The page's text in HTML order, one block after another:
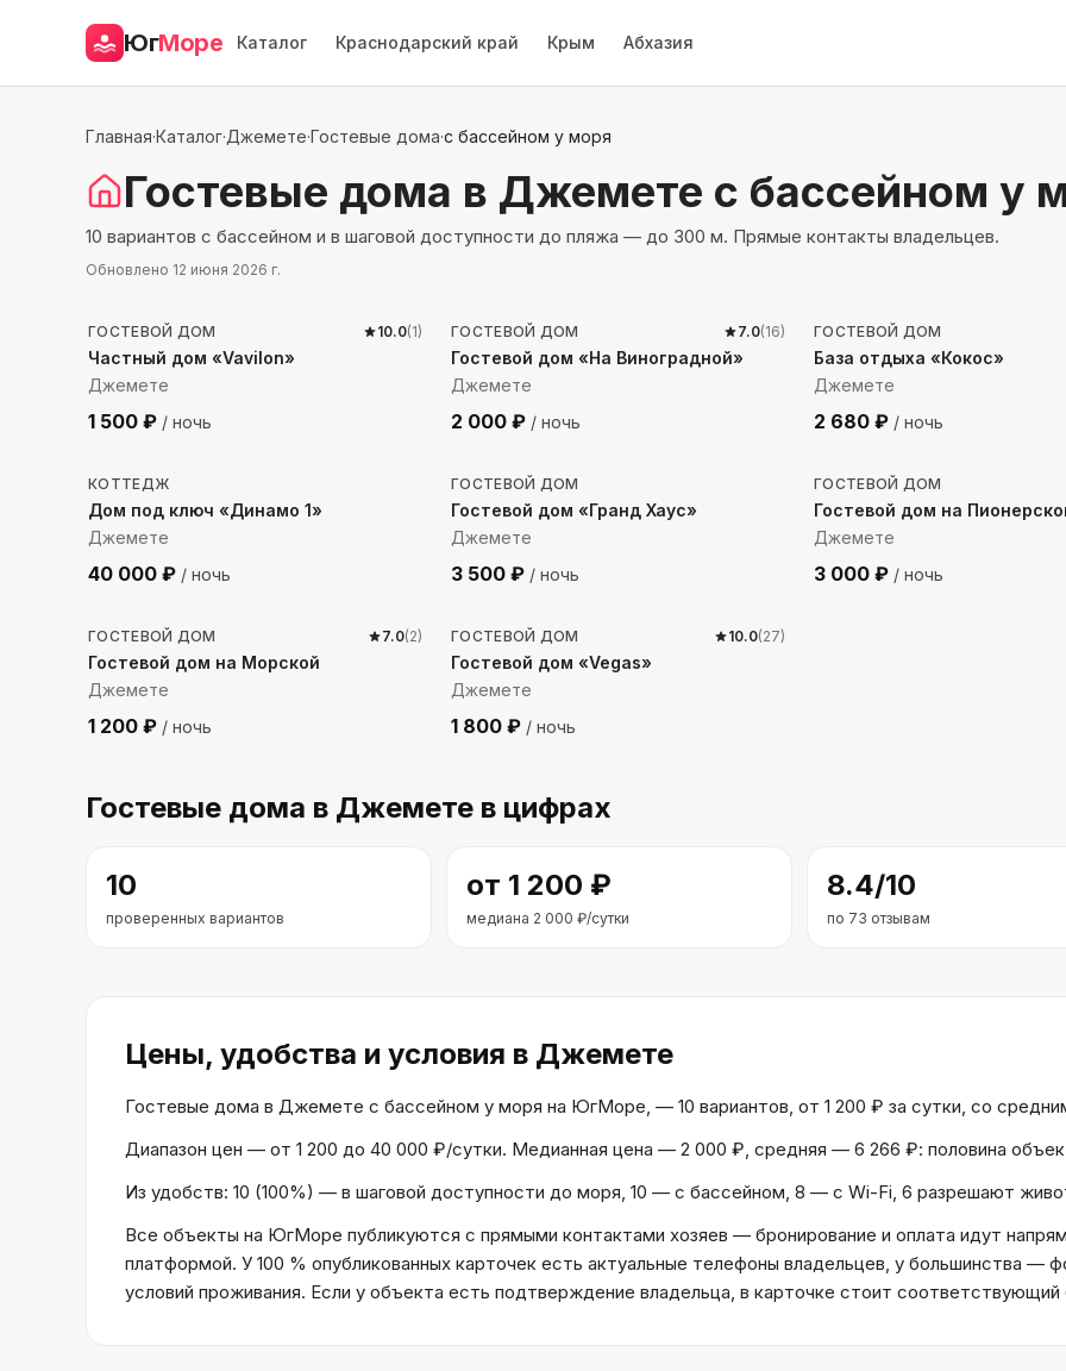
ЮгМоре Каталог Краснодарский край Крым Абхазия
Главная·Каталог·Джемете·Гостевые дома·с бассейном у моря
Гостевые дома в Джемете с бассейном у
10 вариантов с бассейном и в шаговой доступности до пляжа — до 300 м. Прямые контакты владельцев.
Обновлено 12 июня 2026 г.
225м до моря
ГОСТЕВОЙ ДОМ 10.0(1)
Частный дом «Vavilon»
Джемете
1 500 ₽ / ночь
ГОСТЕВОЙ ДОМ 7.0(16)
Гостевой дом «На Виноградной»
Джемете
2 000 ₽ / ночь
ГОСТЕВОЙ ДОМ
База отдыха «Кокос»
Джемете
2 680 ₽ / ночь
168м до моря
КОТТЕДЖ
Дом под ключ «Динамо 1»
Джемете
40 000 ₽ / ночь
238м до моря
ГОСТЕВОЙ ДОМ
Гостевой дом «Гранд Хаус»
Джемете
3 500 ₽ / ночь
95 м до моря
ГОСТЕВОЙ ДОМ
Гостевой дом на
Джемете
3 000 ₽ / ночь
178м до моря
ГОСТЕВОЙ ДОМ 7.0(2)
Гостевой дом на Морской
Джемете
1 200 ₽ / ночь
288м до моря
ГОСТЕВОЙ ДОМ 10.0(27)
Гостевой дом «Vegas»
Джемете
1 800 ₽ / ночь
Гостевые дома в Джемете в цифрах
10
проверенных вариантов
от 1 200 ₽
медиана 2 000 ₽/сутки
8.4/10
по 73 отзывам
Цены, удобства и условия в Джемете
Гостевые дома в Джемете с бассейном у моря на ЮгМоре, — 10 вариантов, от 1 200 ₽ за сутки, со
Диапазон цен — от 1 200 до 40 000 ₽/сутки. Медианная цена — 2 000 ₽, средняя — 6 266 ₽: половина
Из удобств: 10 (100%) — в шаговой доступности до моря, 10 — с бассейном, 8 — с Wi-Fi, 6 разрешают
Все объекты на ЮгМоре публикуются с прямыми контактами хозяев — бронирование и оплата идут
платформой. У 100 % опубликованных карточек есть актуальные телефоны владельцев, у большинства —
условий проживания. Если у объекта есть подтверждение владельца, в карточке стоит